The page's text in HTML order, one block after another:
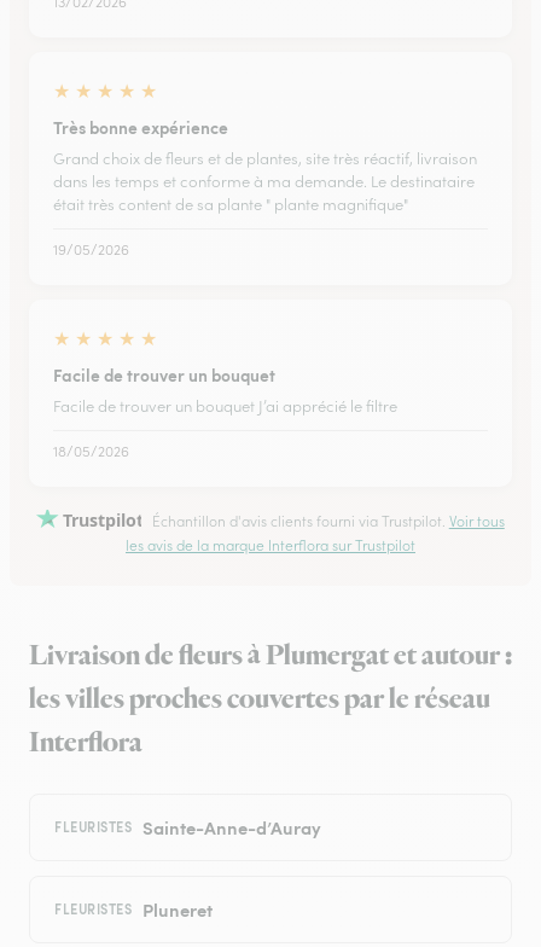
★ ★ ★ ★ ★
Très bonne expérience
Grand choix de fleurs et de plantes, site très réactif, livraison
dans les temps et conforme à ma demande. Le destinataire
était très content de sa plante " plante magnifique"
19/05/2026
★ ★ ★ ★ ★
Facile de trouver un bouquet
Facile de trouver un bouquet J’ai apprécié le filtre
18/05/2026
Trustpilot Échantillon d'avis clients fourni via Trustpilot. Voir tous
les avis de la marque Interflora sur Trustpilot
Livraison de fleurs à Plumergat et autour :
les villes proches couvertes par le réseau
Interflora
FLEURISTES Sainte-Anne-d’Auray
FLEURISTES Pluneret